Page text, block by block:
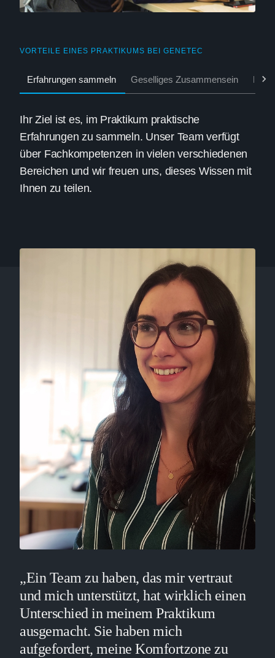
VORTEILE EINES PRAKTIKUMS BEI GENETEC
Erfahrungen sammeln Geselliges Zusammensein Fit
Ihr Ziel ist es, im Praktikum praktische
Erfahrungen zu sammeln. Unser Team verfügt
über Fachkompetenzen in vielen verschiedenen
Bereichen und wir freuen uns, dieses Wissen mit
Ihnen zu teilen.
„Ein Team zu haben, das mir vertraut
und mich unterstützt, hat wirklich einen
Unterschied in meinem Praktikum
ausgemacht. Sie haben mich
aufgefordert, meine Komfortzone zu